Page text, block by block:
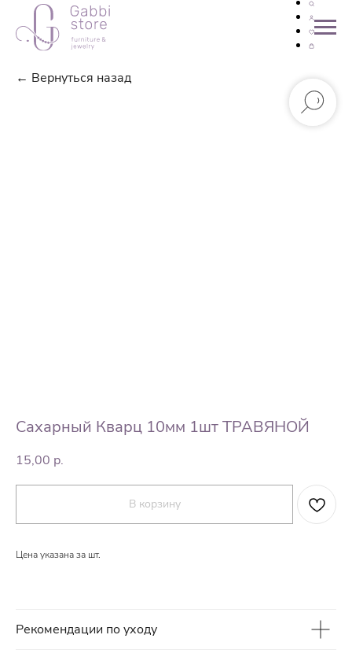
← Вернуться назад
Сахарный Кварц 10мм 1шт ТРАВЯНОЙ
15,00 р.
В корзину
Цена указана за шт.
Рекомендации по уходу